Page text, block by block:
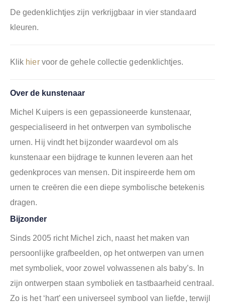
De gedenklichtjes zijn verkrijgbaar in vier standaard
kleuren.
Klik hiervoor de gehele collectie gedenklichtjes.
Over de kunstenaar
Michel Kuipers is een gepassioneerde kunstenaar,
gespecialiseerd in het ontwerpen van symbolische
urnen. Hij vindt het bijzonder waardevol om als
kunstenaar een bijdrage te kunnen leveren aan het
gedenkproces van mensen. Dit inspireerde hem om
urnen te creëren die een diepe symbolische betekenis
dragen.
Bijzonder
Sinds 2005 richt Michel zich, naast het maken van
persoonlijke grafbeelden, op het ontwerpen van urnen
met symboliek, voor zowel volwassenen als baby’s. In
zijn ontwerpen staan symboliek en tastbaarheid centraal.
Zo is het ‘hart’ een universeel symbool van liefde, terwijl